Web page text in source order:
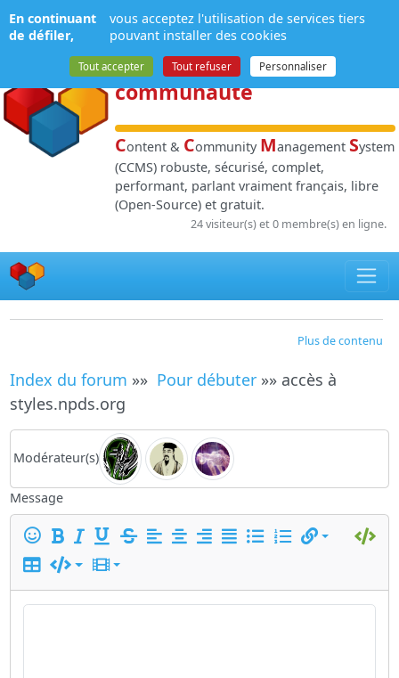
NPDS:Gestion de
contenuet de
communauté
Content & Community Management System
(CCMS) robuste, sécurisé, complet,
performant, parlant vraiment français, libre
(Open-Source) et gratuit.
24 visiteur(s) et 0 membre(s) en ligne.
Plus de contenu
Index du forum »» Pour débuter»» accès à
styles.npds.org
Modérateur(s)
Message
Panneau de gestion des cookies
En continuant
de défiler,
vous acceptez l'utilisation de services tiers
pouvant installer des cookies
Tout accepter Tout refuser Personnaliser